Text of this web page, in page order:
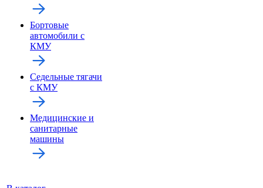
Бортовые
автомобили с
КМУ
Седельные тягачи
с КМУ
Медицинские и
санитарные
машины